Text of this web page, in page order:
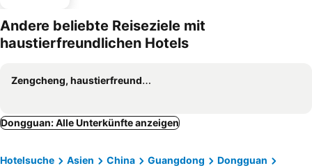
Andere beliebte Reiseziele mit
haustierfreundlichen Hotels
Zengcheng, haustierfreundliche Hotels
Dongguan: Alle Unterkünfte anzeigen
Hotelsuche Asien China Guangdong
Dongguan